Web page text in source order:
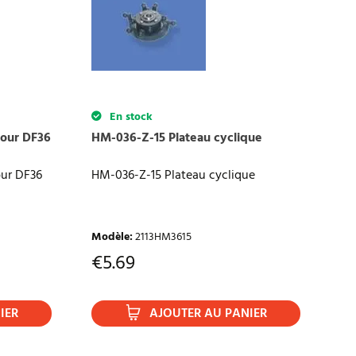
DF36
DF36
En stock
HM-036-Z-15 Plateau cyclique
HM-036-Z-15 Plateau cyclique
Modèle:2113HM3615
€5.69
AJOUTER AU PANIER